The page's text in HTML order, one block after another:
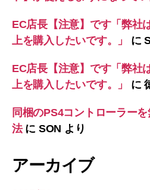
EC店長【注意】です「弊社
上を購入したいです。」
に
EC店長【注意】です「弊社
上を購入したいです。」
に
同梱のPS4コントローラー
法に SON より
アーカイブ